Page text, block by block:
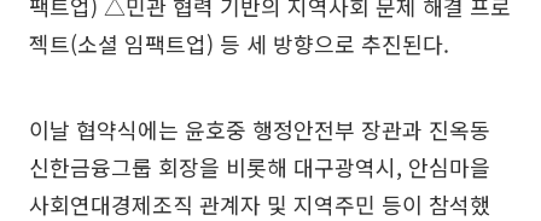
젝트(소셜 임팩트업) 등 세 방향으로 추진된다.
이날 협약식에는 윤호중 행정안전부 장관과 진옥동
신한금융그룹 회장을 비롯해 대구광역시, 안심마을
사회연대경제조직 관계자 및 지역주민 등이 참석했